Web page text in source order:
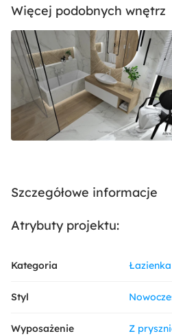
Więcej podobnych wnętrz
Szczegółowe informacje
Atrybuty projektu:
Kategoria Łazienka
Styl
Wyposażenie Z